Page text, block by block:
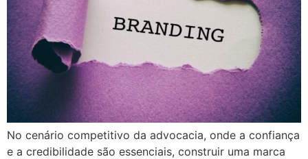
No cenário competitivo da advocacia, onde a confiança
e a credibilidade são essenciais, construir uma marca